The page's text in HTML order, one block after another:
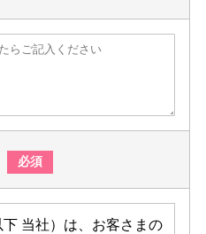
必須
当社）は、お客さまの